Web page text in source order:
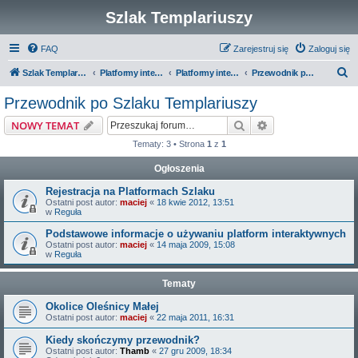
Szlak Templariuszy
FAQ Zaloguj się
Zarejestruj się
Szlak Templariuszy Platformy interaktywne Szlaku Templariuszy Platformy interaktywne - Miejsca związane z Templariuszami Przewodnik po Szlaku Templariuszy
Przewodnik po Szlaku Templariuszy
NOWY TEMAT Szukaj
Tematy: 3 • Strona 1 z 1
Ogłoszenia
Rejestracja na Platformach Szlaku
Ostatni post autor: maciej « 18 kwie 2012, 13:51
w Reguła
Podstawowe informacje o używaniu platform interaktywnych
Ostatni post autor: maciej « 14 maja 2009, 15:08
w Reguła
Tematy
Okolice Oleśnicy Małej
Ostatni post autor: maciej « 22 maja 2011, 16:31
Kiedy skończymy przewodnik?
Ostatni post autor: Thamb « 27 gru 2009, 18:34